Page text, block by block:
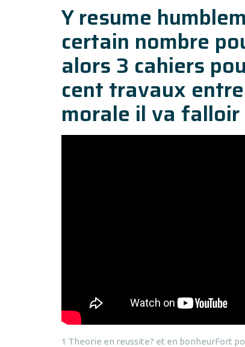
Y resume
certain nombre
alors 3 cahiers
cent travaux
morale il va
1 Theorie en reussite? et en bonheurFort